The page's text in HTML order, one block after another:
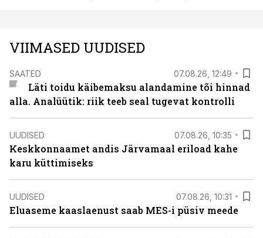
VIIMASED UUDISED
SAATED 07.08.26, 12:49
Läti toidu käibemaksu alandamine tõi hinnad
alla. Analüütik: riik teeb seal tugevat kontrolli
UUDISED 07.08.26, 10:35
Keskkonnaamet andis Järvamaal eriload kahe
karu küttimiseks
UUDISED 07.08.26, 10:31
Eluaseme kaaslaenust saab MES-i püsiv meede